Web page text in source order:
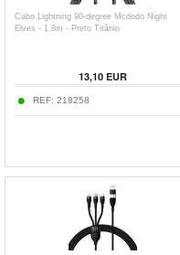
Cabo Lightning 90-degree Mcdodo Night
Elves - 1.8m - Preto Titânio
13,10EUR
REF: 218258